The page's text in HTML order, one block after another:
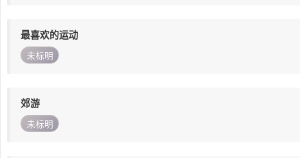
最喜欢的运动
未标明
郊游
未标明